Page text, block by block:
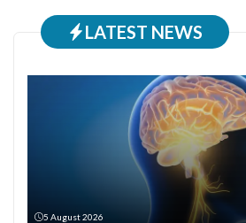
LATEST NEWS
5 August 2026